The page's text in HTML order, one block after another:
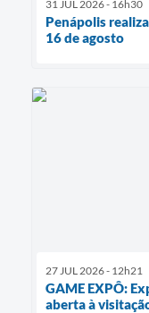
31 JUL 2026 - 16h30
Penápolis
16 de agosto
27 JUL 2026 - 12h21
GAME EXPÔ:
aberta à